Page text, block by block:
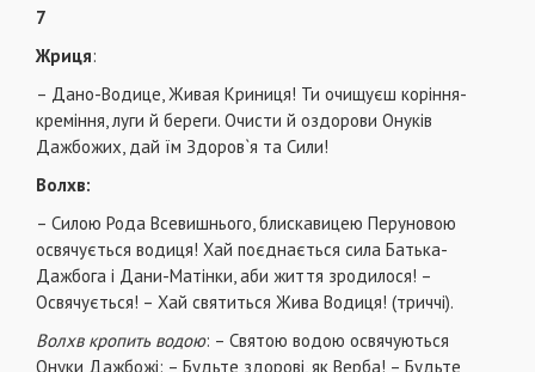
7
Жриця:
– Дано-Водице, Живая Криниця! Ти очищуєш коріння-
креміння, луги й береги. Очисти й оздорови Онуків
Дажбожих, дай їм Здоров`я та Сили!
Волхв:
– Силою Рода Всевишнього, блискавицею Перуновою
освячується водиця! Хай поєднається сила Батька-
Дажбога і Дани-Матінки, аби життя зродилося! –
Освячується! – Хай святиться Жива Водиця! (триччі).
Волхв кропить водою: – Святою водою освячуються
Онуки Дажбожі: – Будьте здорові, як Верба! – Будьте